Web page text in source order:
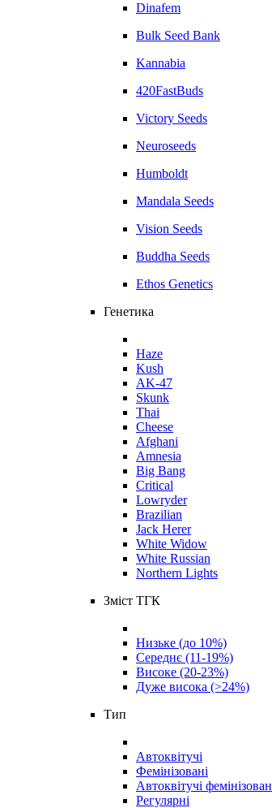
Dinafem
Bulk Seed Bank
Kannabia
420FastBuds
Victory Seeds
Neuroseeds
Humboldt
Mandala Seeds
Vision Seeds
Buddha Seeds
Ethos Genetics
Генетика
Haze
Kush
AK-47
Skunk
Thai
Cheese
Afghani
Amnesia
Big Bang
Critical
Lowryder
Brazilian
Jack Herer
White Widow
White Russian
Northern Lights
Зміст ТГК
Низьке (до 10%)
Середнє (11-19%)
Високе (20-23%)
Дуже висока (>24%)
Тип
Автоквітучі
Фемінізовані
Автоквітучі
Регулярні